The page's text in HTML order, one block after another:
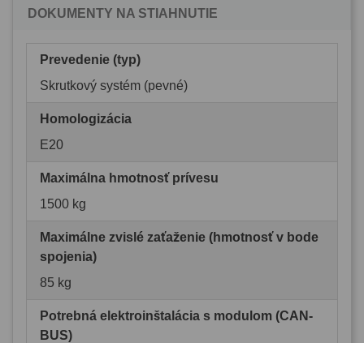
DOKUMENTY NA STIAHNUTIE
Prevedenie (typ)
Skrutkový systém (pevné)
Homologizácia
E20
Maximálna hmotnosť prívesu
1500 kg
Maximálne zvislé zaťaženie (hmotnosť v bode
spojenia)
85 kg
Potrebná elektroinštalácia s modulom (CAN-
BUS)